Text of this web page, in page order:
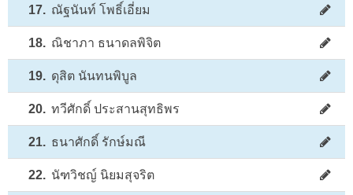
17. ณัฐนันท์ โพธิ์เอี่ยม
18. ณิชาภา ธนาดลพิจิต
19. ดุสิต นันทนพิบูล
20. ทวีศักดิ์ ประสานสุทธิพร
21. ธนาศักดิ์ รักษ์มณี
22. นัฑวิชญ์ นิยมสุจริต